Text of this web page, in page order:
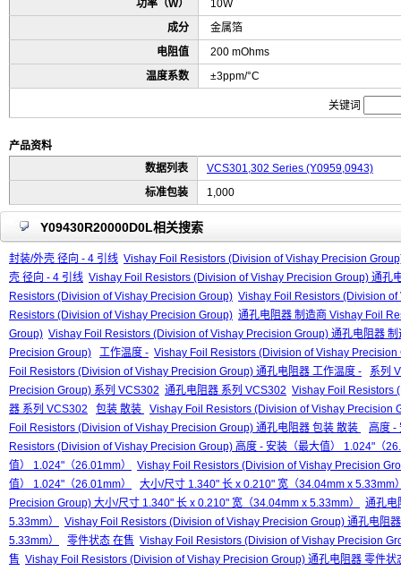
功率（W）
10W
成分
金属箔
电阻值
200 mOhms
温度系数
±3ppm/°C
关键词
产品资料
数据列表
VCS301,302 Series (Y0959,0943)
标准包装
1,000
Y09430R20000D0L相关搜索
封装/外壳 径向 - 4 引线 Vishay Foil Resistors (Division of Vishay Precision
壳 径向 - 4 引线 Vishay Foil Resistors (Division of Vishay Precision Group) 通孔
Resistors (Division of Vishay Precision Group) Vishay Foil Resistors (Division
Resistors (Division of Vishay Precision Group) 通孔电阻器 制造商 Vishay Foil
Group) Vishay Foil Resistors (Division of Vishay Precision Group) 通孔电阻器
Precision Group)
工作温度 - Vishay Foil Resistors (Division of Vishay Precision
Foil Resistors (Division of Vishay Precision Group) 通孔电阻器 工作温度 -
系列
Precision Group) 系列 VCS302 通孔电阻器 系列 VCS302 Vishay Foil Resistors
器 系列 VCS302
包装 散装
Vishay Foil Resistors (Division of Vishay Precision
Foil Resistors (Division of Vishay Precision Group) 通孔电阻器 包装 散装
高度 -
Resistors (Division of Vishay Precision Group) 高度 - 安装（最大值） 1.024"（
值） 1.024"（26.01mm）
Vishay Foil Resistors (Division of Vishay Precision
值） 1.024"（26.01mm）
大小/尺寸 1.340" 长 x 0.210" 宽（34.04mm x 5.33mm
Precision Group) 大小/尺寸 1.340" 长 x 0.210" 宽（34.04mm x 5.33mm）
通孔电
5.33mm）
Vishay Foil Resistors (Division of Vishay Precision Group) 通孔电阻
5.33mm）
零件状态 在售 Vishay Foil Resistors (Division of Vishay Precision
售 Vishay Foil Resistors (Division of Vishay Precision Group) 通孔电阻器 零件状